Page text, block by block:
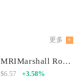
更多
MRIMarshall Rogan Inu
$6.57 +3.58%